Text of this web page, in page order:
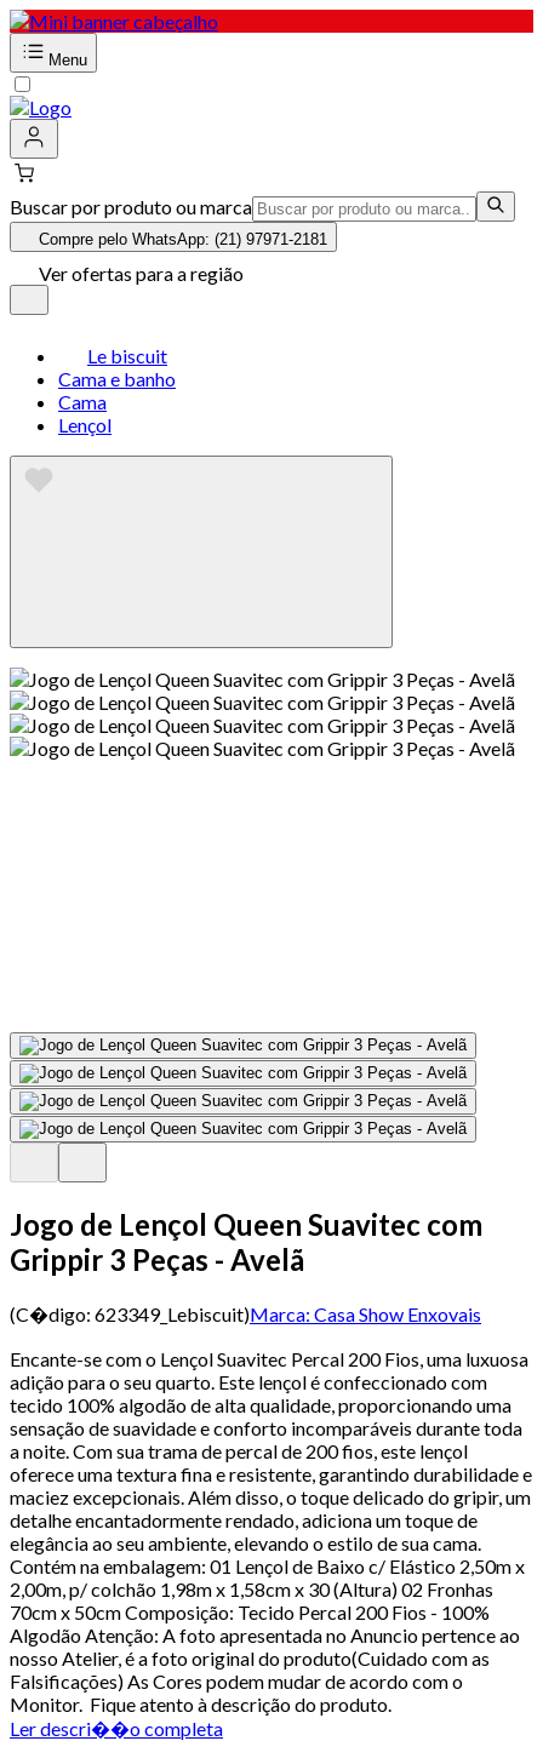
Menu
Buscar por produto ou marca
Compre pelo WhatsApp: (21) 97971-2181
Ver ofertas para a região
Le biscuit
Cama e banho
Cama
Lençol
Jogo de Lençol Queen Suavitec com
Grippir 3 Peças - Avelã
(C�digo: 623349_Lebiscuit)Marca: Casa Show Enxovais
Encante-se com o Lençol Suavitec Percal 200 Fios, uma luxuosa
adição para o seu quarto. Este lençol é confeccionado com
tecido 100% algodão de alta qualidade, proporcionando uma
sensação de suavidade e conforto incomparáveis durante toda
a noite. Com sua trama de percal de 200 fios, este lençol
oferece uma textura fina e resistente, garantindo durabilidade e
maciez excepcionais. Além disso, o toque delicado do gripir, um
detalhe encantadormente rendado, adiciona um toque de
elegância ao seu ambiente, elevando o estilo de sua cama.
Contém na embalagem: 01 Lençol de Baixo c/ Elástico 2,50m x
2,00m, p/ colchão 1,98m x 1,58cm x 30 (Altura) 02 Fronhas
70cm x 50cm Composição: Tecido Percal 200 Fios - 100%
Algodão Atenção: A foto apresentada no Anuncio pertence ao
nosso Atelier, é a foto original do produto(Cuidado com as
Falsificações) As Cores podem mudar de acordo com o
Monitor. Fique atento à descrição do produto.
Ler descri��o completa